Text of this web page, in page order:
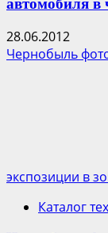
автомобиля
28.06.2012
Чернобыль
экспозиции в
Каталог